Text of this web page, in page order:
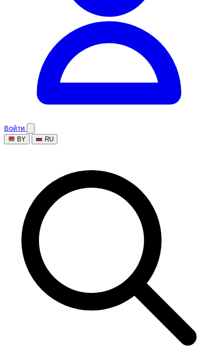
Войти
BY RU